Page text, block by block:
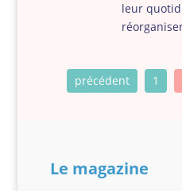
leur
précédent 1
Le magazine